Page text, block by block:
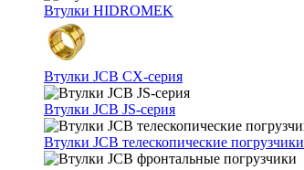
Втулки HIDROMEK
Втулки JCB CX-серия
Втулки JCB JS-серия
Втулки JCB телескопические погрузчики